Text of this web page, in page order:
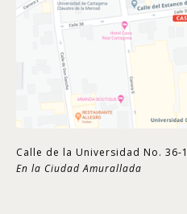
Calle de la Universidad No. 36-
En la Ciudad Amurallada